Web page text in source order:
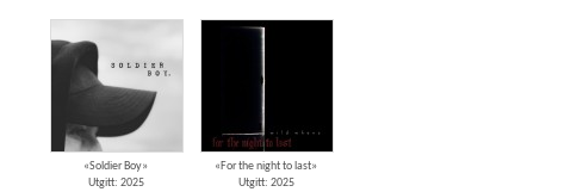
«Soldier Boy»
Utgitt: 2025
«For the night to last»
Utgitt: 2025